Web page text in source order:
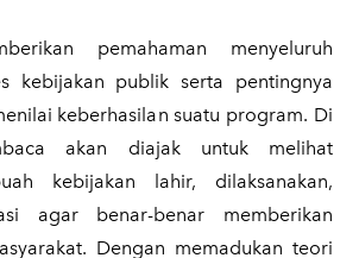
pemahaman menyeluruh
kebijakan publik serta pentingnya
keberhasilan suatu program. Di
akan diajak untuk melihat
kebijakan lahir, dilaksanakan,
agar benar-benar memberikan
Dengan memadukan teori